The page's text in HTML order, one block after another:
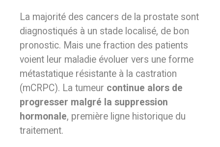
La majorité des cancers de la prostate sont
diagnostiqués à un stade localisé, de bon
pronostic. Mais une fraction des patients
voient leur maladie évoluer vers une forme
métastatique résistante à la castration
(mCRPC). La tumeur continue alors de
progresser malgré la suppression
hormonale, première ligne historique du
traitement.